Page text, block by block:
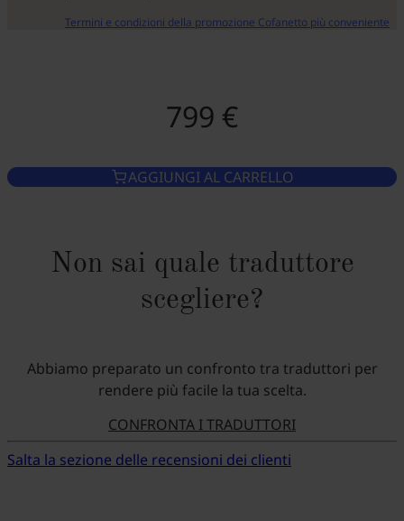
Termini e condizioni della promozione Cofanetto più conveniente
799 €
AGGIUNGI AL CARRELLO
Non sai quale traduttore
scegliere?
Abbiamo preparato un confronto tra traduttori per
rendere più facile la tua scelta.
CONFRONTA I TRADUTTORI
Salta la sezione delle recensioni dei clienti